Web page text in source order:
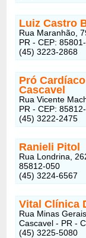
Luiz Castro
Rua Maranhão,
PR - CEP:
(45) 3223-2868
Pró
Cascavel
Rua Vicente
PR - CEP:
(45) 3222-2475
Ranieli Pitol
Rua Londrina,
85812-050
(45) 3224-6567
Vital Clínica
Rua Minas
Cascavel - PR -
(45) 3225-5080